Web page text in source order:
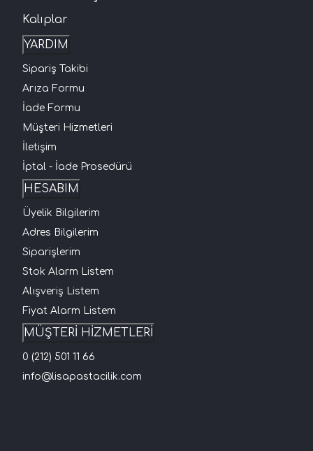
Kalıplar
YARDIM
Sipariş Takibi
Arıza Formu
İade Formu
Müşteri Hizmetleri
İletişim
İptal - İade Prosedürü
HESABIM
Üyelik Bilgilerim
Adres Bilgilerim
Siparişlerim
Stok Alarm Listem
Alışveriş Listem
Fiyat Alarm Listem
MÜŞTERİ HİZMETLERİ
0 (212) 501 11 66
info@lisapastacilik.com